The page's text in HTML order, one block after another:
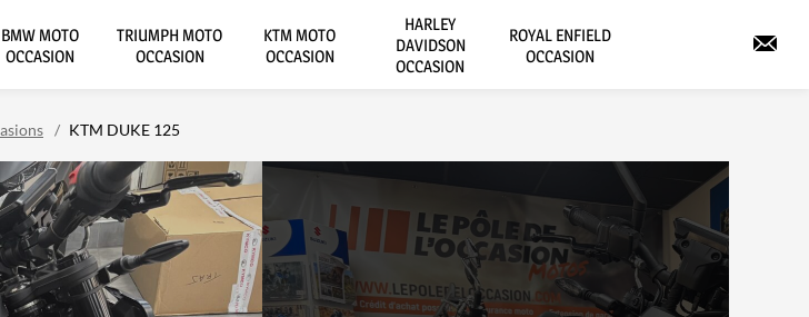
BMW MOTO
OCCASION
TRIUMPH MOTO
OCCASION
KTM MOTO
OCCASION
HARLEY
DAVIDSON
OCCASION
ROYAL ENFIELD
OCCASION
KTM DUKE 125